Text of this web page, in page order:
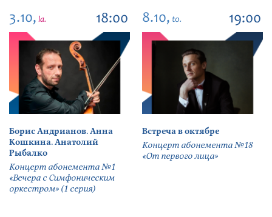
3.10, la. 18:00
Борис Андрианов. Анна
Кошкина. Анатолий
Рыбалко
Концерт абонемента №1
«Вечера с Симфоническим
оркестром» (1 серия)
8.10, to. 19:00
Встреча в октябре
Концерт абонемента №18
«От первого лица»